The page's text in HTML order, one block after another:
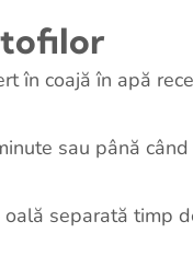
în coajă în apă
sau până
separată timp